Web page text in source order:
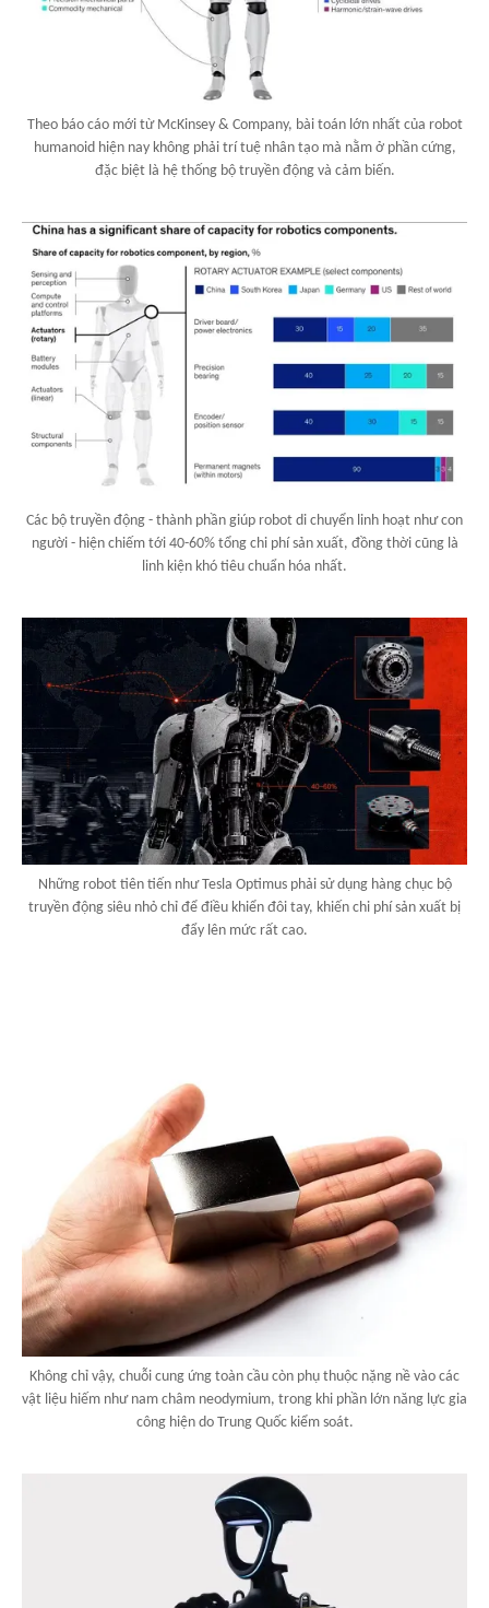
Theo báo cáo mới từ McKinsey & Company, bài toán lớn nhất của robot
humanoid hiện nay không phải trí tuệ nhân tạo mà nằm ở phần cứng,
đặc biệt là hệ thống bộ truyền động và cảm biến.
Các bộ truyền động - thành phần giúp robot di chuyển linh hoạt như con
người - hiện chiếm tới 40-60% tổng chi phí sản xuất, đồng thời cũng là
linh kiện khó tiêu chuẩn hóa nhất.
Những robot tiên tiến như Tesla Optimus phải sử dụng hàng chục bộ
truyền động siêu nhỏ chỉ để điều khiển đôi tay, khiến chi phí sản xuất bị
đẩy lên mức rất cao.
Không chỉ vậy, chuỗi cung ứng toàn cầu còn phụ thuộc nặng nề vào các
vật liệu hiếm như nam châm neodymium, trong khi phần lớn năng lực gia
công hiện do Trung Quốc kiểm soát.